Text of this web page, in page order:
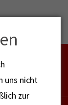
uns nicht
zur